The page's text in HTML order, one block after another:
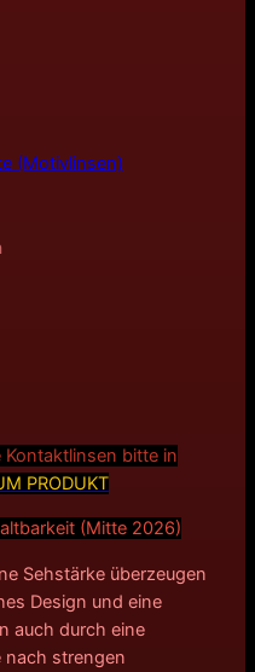
(Motivlinsen)
bitte in
PRODUKT
(Mitte 2026)
Sehstärke überzeugen
Design und eine
auch durch eine
nach strengen